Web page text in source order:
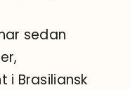
sedan
i Brasiliansk